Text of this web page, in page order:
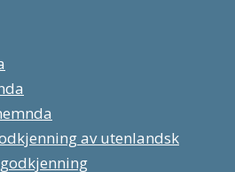
av utenlandsk